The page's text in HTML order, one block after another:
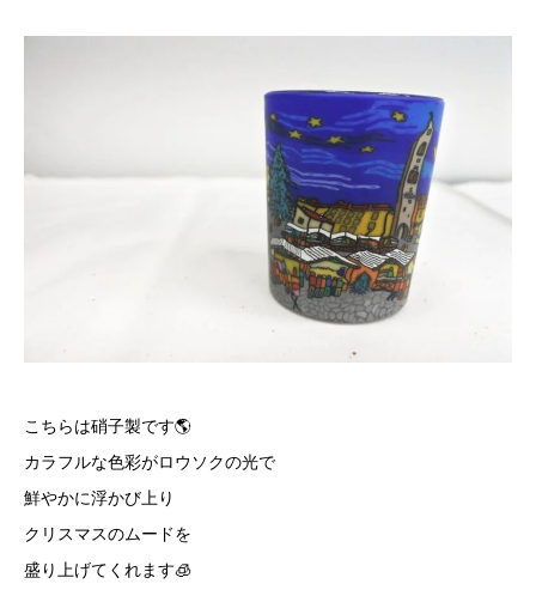
こちらは硝子製です🌎
カラフルな色彩がロウソクの光で
鮮やかに浮かび上り
クリスマスのムードを
盛り上げてくれます🧊️